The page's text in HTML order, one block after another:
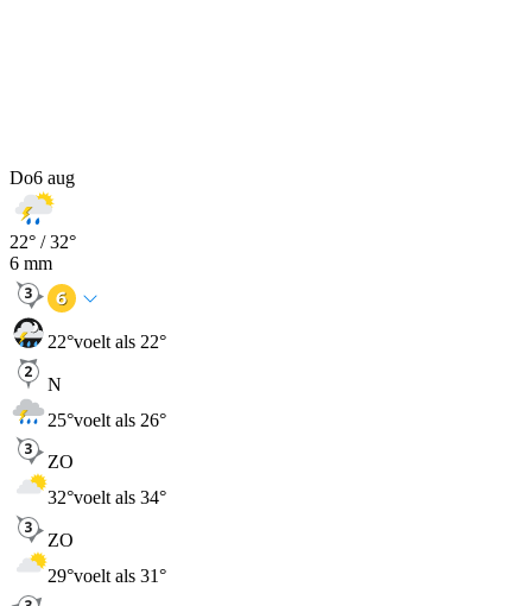
Do6 aug
22° /32°
6 mm
22°voelt als 22°
N
25°voelt als 26°
ZO
32°voelt als 34°
ZO
29°voelt als 31°